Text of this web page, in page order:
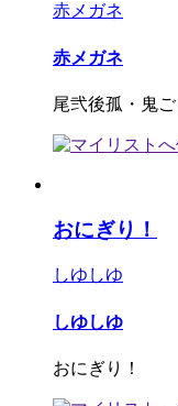
赤メガネ
赤メガネ
尾弐後孤・鬼
おにぎり！
しゆしゆ
しゆしゆ
おにぎり！